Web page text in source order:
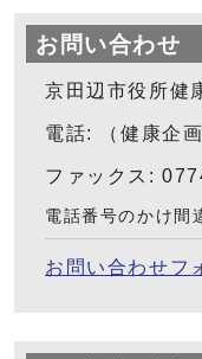
お問い合わせ
京田辺市役所健
電話: （健康企
ファックス:
電話番号のかけ間
お問い合わせフ